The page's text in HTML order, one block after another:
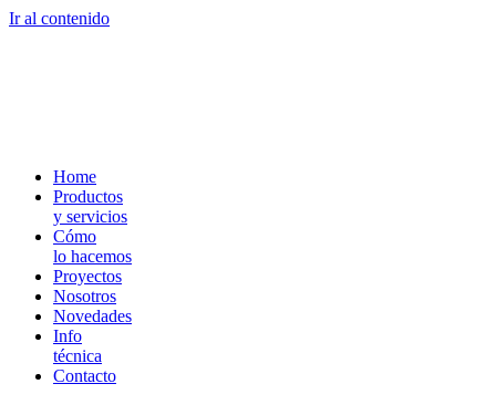
Ir al contenido
Home
Productos
y servicios
Cómo
lo hacemos
Proyectos
Nosotros
Novedades
Info
técnica
Contacto